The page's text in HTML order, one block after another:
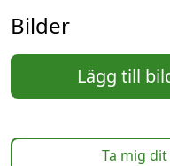
Bilder
Lägg till
Ta mig dit